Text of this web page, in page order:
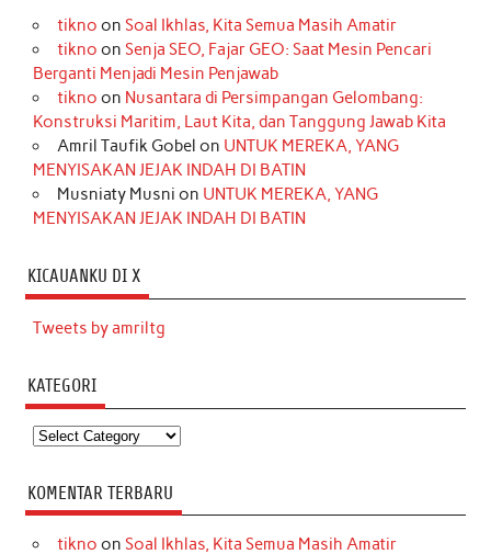
tikno on Soal Ikhlas, Kita Semua Masih Amatir
tikno on Senja SEO, Fajar GEO: Saat Mesin Pencari
Berganti Menjadi Mesin Penjawab
tikno on Nusantara di Persimpangan Gelombang:
Konstruksi Maritim, Laut Kita, dan Tanggung Jawab Kita
Amril Taufik Gobel on UNTUK MEREKA, YANG
MENYISAKAN JEJAK INDAH DI BATIN
Musniaty Musni on UNTUK MEREKA, YANG
MENYISAKAN JEJAK INDAH DI BATIN
KICAUANKU DI X
Tweets by amriltg
KATEGORI
Kategori
KOMENTAR TERBARU
tikno on Soal Ikhlas, Kita Semua Masih Amatir